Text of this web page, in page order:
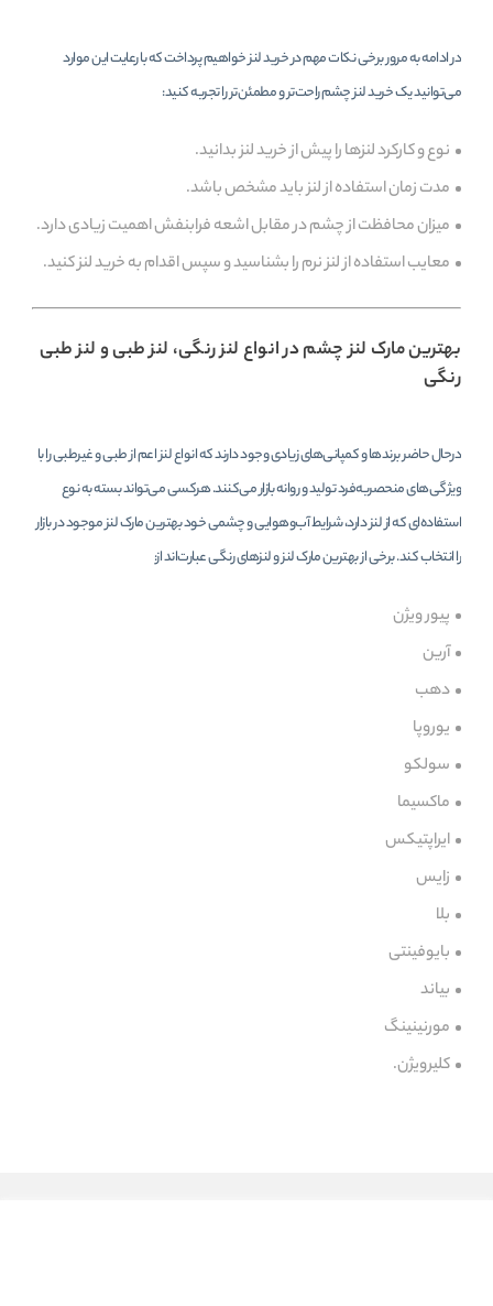
در ادامه به مرور برخی نکات مهم در خرید لنز خواهیم پرداخت که با رعایت این موارد
می‌توانید یک خرید لنز چشم راحت‌تر و مطمئن‌تر را تجربه کنید:
نوع و کارکرد لنزها را پیش از خرید لنز بدانید.
مدت زمان استفاده از لنز باید مشخص باشد.
میزان محافظت از چشم در مقابل اشعه فرابنفش اهمیت زیادی دارد.
معایب استفاده از لنز نرم را بشناسید و سپس اقدام به خرید لنز کنید.
بهترین مارک لنز چشم در انواع لنز رنگی، لنز طبی و لنز طبی
رنگی
درحال حاضر برندها و کمپانی‌های زیادی وجود دارند که انواع لنز اعم از طبی و غیرطبی را با
ویژگی‌های منحصربه‌فرد تولید و روانه بازار می‌کنند. هرکسی می‌تواند بسته به نوع
استفاده‌ای که از لنز دارد، شرایط آب‌وهوایی و چشمی خود بهترین مارک لنز موجود در بازار
را انتخاب کند. برخی از بهترین مارک لنز و لنزهای رنگی عبارت‌اند از:
پیور ویژن
آرین
دهب
یوروپا
سولکو
ماکسیما
ایراپتیکس
زایس
بلا
بایوفینتی
بیاند
مورنینینگ
کلیرویژن.